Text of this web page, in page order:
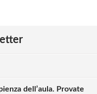
dell’aula. Provate